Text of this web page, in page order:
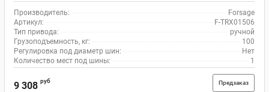
Производитель:
Forsage
Артикул:
F-TRX01506
Тип привода:
ручной
Грузоподъемность, кг:
100
Регулировка под диаметр шин:
Нет
Количество мест под шины:
1
9 308 руб Предзаказ